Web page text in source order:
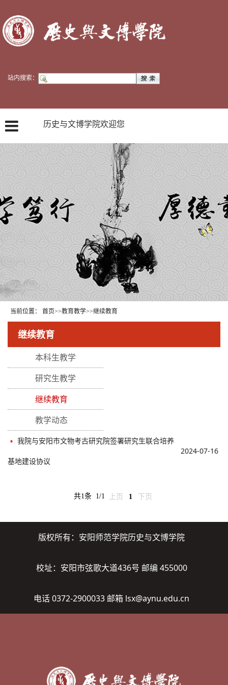
站内搜索：
历史与文博学院欢迎您
当前位置： 首页>>教育教学>>继续教育
继续教育
本科生教学
研究生教学
继续教育
教学动态
▪ 我院与安阳市文物考古研究院签署研究生联合培养
基地建设协议
2024-07-16
共1条 1/1 上页 1 下页
版权所有：安阳师范学院历史与文博学院
校址：安阳市弦歌大道436号 邮编 455000
电话 0372-2900033 邮箱 lsx@aynu.edu.cn